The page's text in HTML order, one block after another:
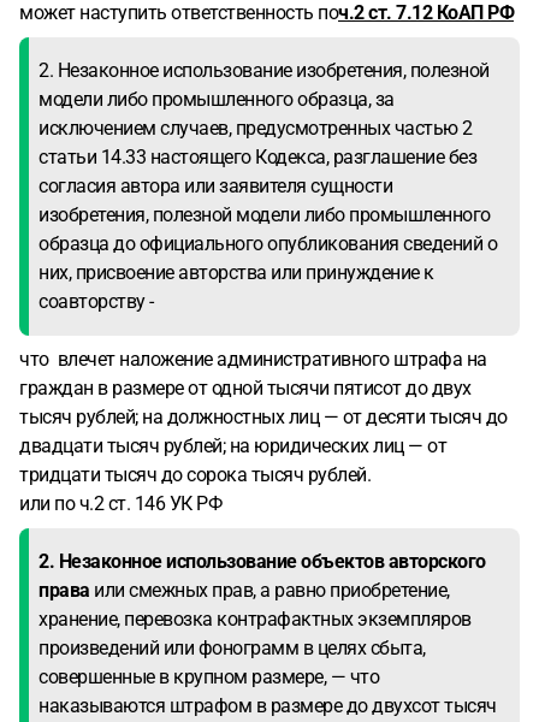
может наступить ответственность поч.2 ст. 7.12 КоАП РФ
2. Незаконное использование изобретения, полезной
модели либо промышленного образца, за
исключением случаев, предусмотренных частью 2
статьи 14.33 настоящего Кодекса, разглашение без
согласия автора или заявителя сущности
изобретения, полезной модели либо промышленного
образца до официального опубликования сведений о
них, присвоение авторства или принуждение к
соавторству -
что влечет наложение административного штрафа на
граждан в размере от одной тысячи пятисот до двух
тысяч рублей; на должностных лиц — от десяти тысяч до
двадцати тысяч рублей; на юридических лиц — от
тридцати тысяч до сорока тысяч рублей.
или по ч.2 ст. 146 УК РФ
2. Незаконное использование объектов авторского
права или смежных прав, а равно приобретение,
хранение, перевозка контрафактных экземпляров
произведений или фонограмм в целях сбыта,
совершенные в крупном размере, — что
наказываются штрафом в размере до двухсот тысяч